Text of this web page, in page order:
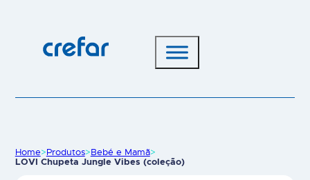
Home>Produtos>Bebé e Mamã>
LOVI Chupeta Jungle Vibes (coleção)